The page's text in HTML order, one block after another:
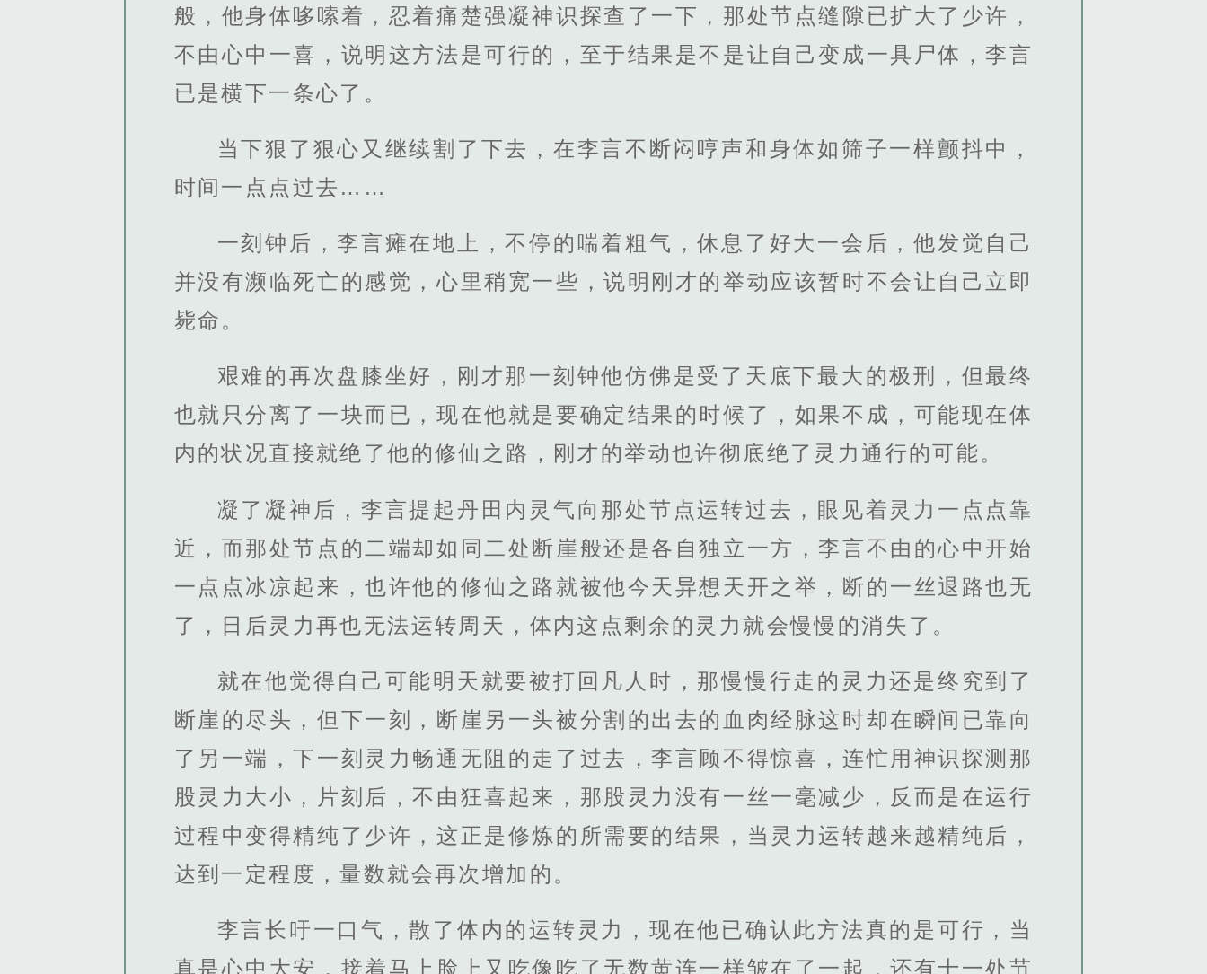
般，他身体哆嗦着，忍着痛楚强凝神识探查了一下，那处节点缝隙已扩大了少许，
不由心中一喜，说明这方法是可行的，至于结果是不是让自己变成一具尸体，李言
已是横下一条心了。
当下狠了狠心又继续割了下去，在李言不断闷哼声和身体如筛子一样颤抖中，
时间一点点过去……
一刻钟后，李言瘫在地上，不停的喘着粗气，休息了好大一会后，他发觉自己
并没有濒临死亡的感觉，心里稍宽一些，说明刚才的举动应该暂时不会让自己立即
毙命。
艰难的再次盘膝坐好，刚才那一刻钟他仿佛是受了天底下最大的极刑，但最终
也就只分离了一块而已，现在他就是要确定结果的时候了，如果不成，可能现在体
内的状况直接就绝了他的修仙之路，刚才的举动也许彻底绝了灵力通行的可能。
凝了凝神后，李言提起丹田内灵气向那处节点运转过去，眼见着灵力一点点靠
近，而那处节点的二端却如同二处断崖般还是各自独立一方，李言不由的心中开始
一点点冰凉起来，也许他的修仙之路就被他今天异想天开之举，断的一丝退路也无
了，日后灵力再也无法运转周天，体内这点剩余的灵力就会慢慢的消失了。
就在他觉得自己可能明天就要被打回凡人时，那慢慢行走的灵力还是终究到了
断崖的尽头，但下一刻，断崖另一头被分割的出去的血肉经脉这时却在瞬间已靠向
了另一端，下一刻灵力畅通无阻的走了过去，李言顾不得惊喜，连忙用神识探测那
股灵力大小，片刻后，不由狂喜起来，那股灵力没有一丝一毫减少，反而是在运行
过程中变得精纯了少许，这正是修炼的所需要的结果，当灵力运转越来越精纯后，
达到一定程度，量数就会再次增加的。
李言长吁一口气，散了体内的运转灵力，现在他已确认此方法真的是可行，当
真是心中大安，接着马上脸上又吃像吃了无数黄连一样皱在了一起，还有十一处节